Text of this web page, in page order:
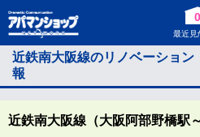
0
最近見
近鉄南大阪線のリノベーショ
報
近鉄南大阪線（大阪阿部野橋駅